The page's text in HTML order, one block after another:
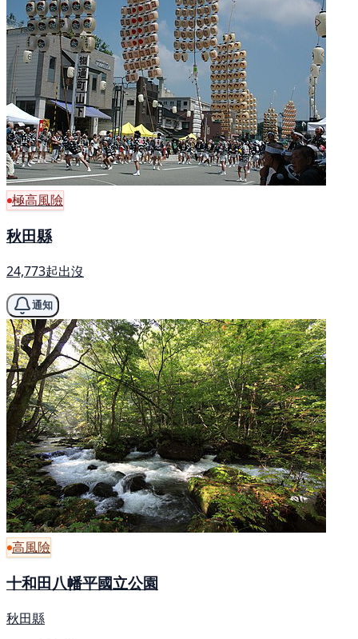
極高風險
秋田縣
24,773起出沒
通知
高風險
十和田八幡平國立公園
秋田縣